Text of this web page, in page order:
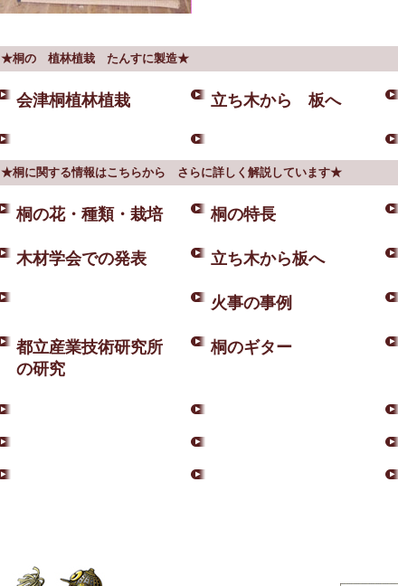
★桐の 植林植栽 たんすに製造★
会津桐植林植栽 立ち木から 板へ
★桐に関する情報はこちらから さらに詳しく解説しています★
桐の花・種類・栽培 桐の特長
木材学会での発表 立ち木から板へ
火事の事例
都立産業技術研究所
の研究
桐のギター